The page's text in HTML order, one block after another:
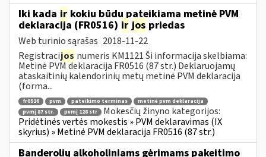
Iki kada ir kokiu būdu pateikiama metinė PVM
deklaracija (FR0516) ir jos priedas
Web turinio sąrašas 2018-11-22
Registracijos numeris KM1121 Ši informacija skelbiama:
Metinė PVM deklaracija FR0516 (87 str.) Deklaruojamų
ataskaitinių kalendorinių metų metinė PVM deklaracija
(forma...
fr0516 pvm pateikimo terminas
metinė pvm deklaracija
pvmį 87 str.
pvmį 128 str
Mokesčių žinyno kategorijos:
Pridėtinės vertės mokestis » PVM deklaravimas (IX
skyrius) » Metinė PVM deklaracija FR0516 (87 str.)
Banderolių alkoholiniams gėrimams pakeitimo